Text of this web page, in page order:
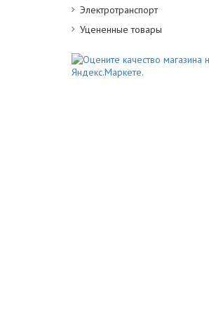
Электротранспорт
Уцененные товары